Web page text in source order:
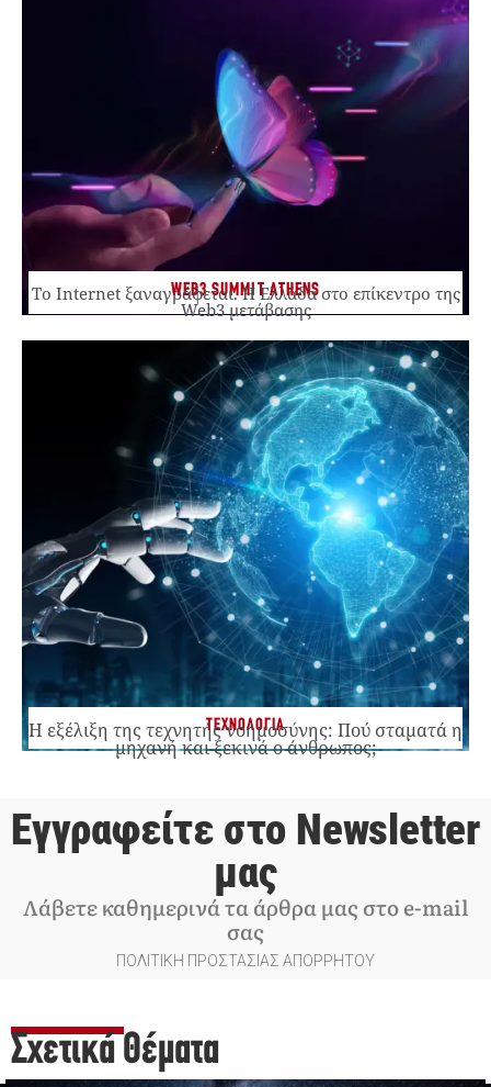
WEB3 SUMMIT ATHENS
Το Internet ξαναγράφεται. Η Ελλάδα στο επίκεντρο της
Web3 μετάβασης
ΤΕΧΝΟΛΟΓΙΑ
Η εξέλιξη της τεχνητής νοημοσύνης: Πού σταματά η
μηχανή και ξεκινά ο άνθρωπος;
Εγγραφείτε στο Newsletter
μας
Λάβετε καθημερινά τα άρθρα μας στο e-mail
σας
ΠΟΛΙΤΙΚΗ ΠΡΟΣΤΑΣΙΑΣ ΑΠΟΡΡΗΤΟΥ
Σχετικά Θέματα